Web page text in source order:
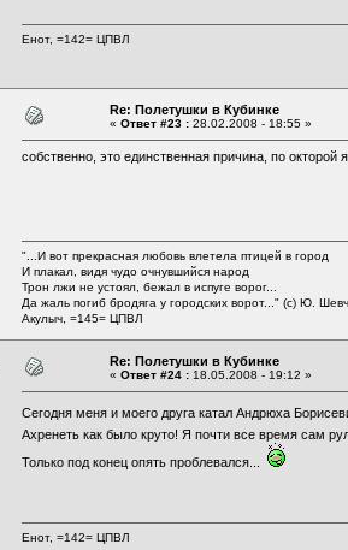
Енот, =142= ЦПВЛ
Re: Полетушки в Кубинке
« Ответ #23 : 28.02.2008 - 18:55 »
собственно, это единственная причина, по
"...И вот прекрасная любовь влетела птицей в город
И плакал, видя чудо очнувшийся народ
Трон лжи не устоял, бежал в испуге ворог...
Да жаль погиб бродяга у городских ворот..." (с) Ю.
Акулыч, =145= ЦПВЛ
Re: Полетушки в Кубинке
« Ответ #24 : 18.05.2008 - 19:12 »
Сегодня меня и моего друга катал Андрюха
Ахренеть как было круто! Я почти все время сам
Только под конец опять проблевался...
Енот, =142= ЦПВЛ